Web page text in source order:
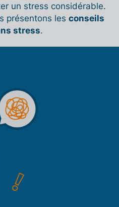
un stress considérable.
présentons les conseils
stress.